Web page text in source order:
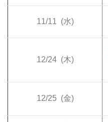
11/11 (水)
12/24 (木)
12/25 (金)